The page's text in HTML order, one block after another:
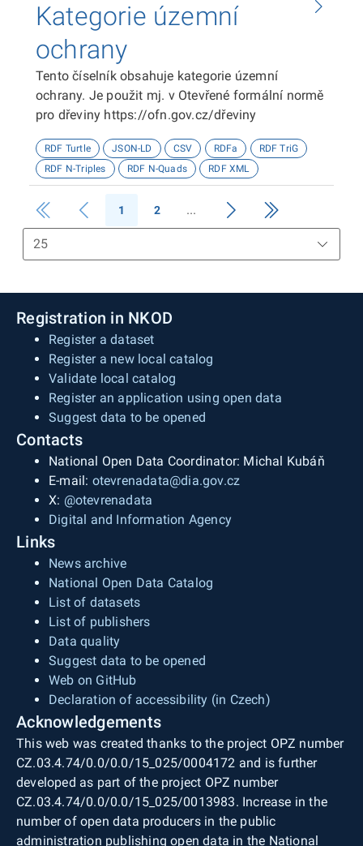
Kategorie územní
ochrany
Tento číselník obsahuje kategorie územní
ochrany. Je použit mj. v Otevřené formální normě
pro dřeviny https://ofn.gov.cz/dřeviny
RDF Turtle JSON-LD CSV RDFa
RDF TriG
RDF N-Triples
RDF N-Quads RDF XML
1 2
Registration in NKOD
Register a dataset
Register a new local catalog
Validate local catalog
Register an application using open data
Suggest data to be opened
Contacts
National Open Data Coordinator: Michal Kubáň
E-mail: otevrenadata@dia.gov.cz
X: @otevrenadata
Digital and Information Agency
Links
News archive
National Open Data Catalog
List of datasets
List of publishers
Data quality
Suggest data to be opened
Web on GitHub
Declaration of accessibility (in Czech)
Acknowledgements
This web was created thanks to the project OPZ number
CZ.03.4.74/0.0/0.0/15_025/0004172 and is further
developed as part of the project OPZ number
CZ.03.4.74/0.0/0.0/15_025/0013983. Increase in the
number of open data producers in the public
administration publishing open data in the National